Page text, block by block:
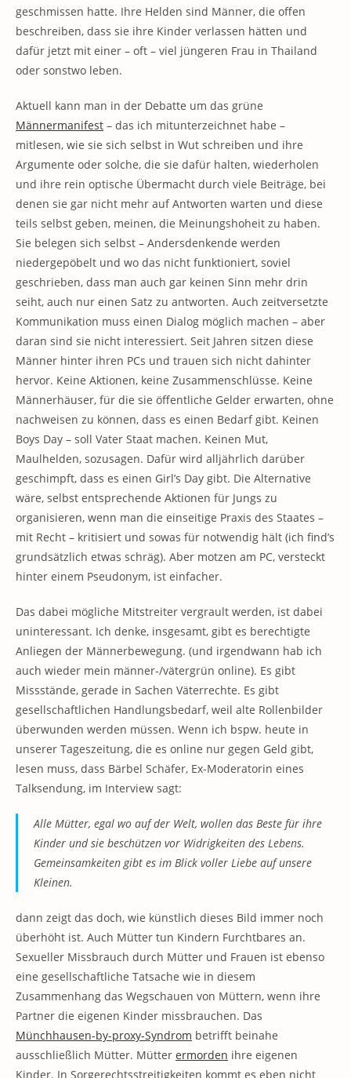
geschmissen hatte. Ihre Helden sind Männer, die offen
beschreiben, dass sie ihre Kinder verlassen hätten und
dafür jetzt mit einer – oft – viel jüngeren Frau in Thailand
oder sonstwo leben.
Aktuell kann man in der Debatte um das grüne
Männermanifest – das ich mitunterzeichnet habe –
mitlesen, wie sie sich selbst in Wut schreiben und ihre
Argumente oder solche, die sie dafür halten, wiederholen
und ihre rein optische Übermacht durch viele Beiträge, bei
denen sie gar nicht mehr auf Antworten warten und diese
teils selbst geben, meinen, die Meinungshoheit zu haben.
Sie belegen sich selbst – Andersdenkende werden
niedergepöbelt und wo das nicht funktioniert, soviel
geschrieben, dass man auch gar keinen Sinn mehr drin
seiht, auch nur einen Satz zu antworten. Auch zeitversetzte
Kommunikation muss einen Dialog möglich machen – aber
daran sind sie nicht interessiert. Seit Jahren sitzen diese
Männer hinter ihren PCs und trauen sich nicht dahinter
hervor. Keine Aktionen, keine Zusammenschlüsse. Keine
Männerhäuser, für die sie öffentliche Gelder erwarten, ohne
nachweisen zu können, dass es einen Bedarf gibt. Keinen
Boys Day – soll Vater Staat machen. Keinen Mut,
Maulhelden, sozusagen. Dafür wird alljährlich darüber
geschimpft, dass es einen Girl’s Day gibt. Die Alternative
wäre, selbst entsprechende Aktionen für Jungs zu
organisieren, wenn man die einseitige Praxis des Staates –
mit Recht – kritisiert und sowas für notwendig hält (ich find’s
grundsätzlich etwas schräg). Aber motzen am PC, versteckt
hinter einem Pseudonym, ist einfacher.
Das dabei mögliche Mitstreiter vergrault werden, ist dabei
uninteressant. Ich denke, insgesamt, gibt es berechtigte
Anliegen der Männerbewegung. (und irgendwann hab ich
auch wieder mein männer-/vätergrün online). Es gibt
Missstände, gerade in Sachen Väterrechte. Es gibt
gesellschaftlichen Handlungsbedarf, weil alte Rollenbilder
überwunden werden müssen. Wenn ich bspw. heute in
unserer Tageszeitung, die es online nur gegen Geld gibt,
lesen muss, dass Bärbel Schäfer, Ex-Moderatorin eines
Talksendung, im Interview sagt:
Alle Mütter, egal wo auf der Welt, wollen das Beste für ihre
Kinder und sie beschützen vor Widrigkeiten des Lebens.
Gemeinsamkeiten gibt es im Blick voller Liebe auf unsere
Kleinen.
dann zeigt das doch, wie künstlich dieses Bild immer noch
überhöht ist. Auch Mütter tun Kindern Furchtbares an.
Sexueller Missbrauch durch Mütter und Frauen ist ebenso
eine gesellschaftliche Tatsache wie in diesem
Zusammenhang das Wegschauen von Müttern, wenn ihre
Partner die eigenen Kinder missbrauchen. Das
Münchhausen-by-proxy-Syndrom betrifft beinahe
ausschließlich Mütter. Mütter ermorden ihre eigenen
Kinder. In Sorgerechtsstreitigkeiten kommt es eben nicht